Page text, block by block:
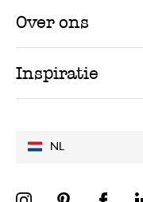
NL
Over ons
Inspiratie